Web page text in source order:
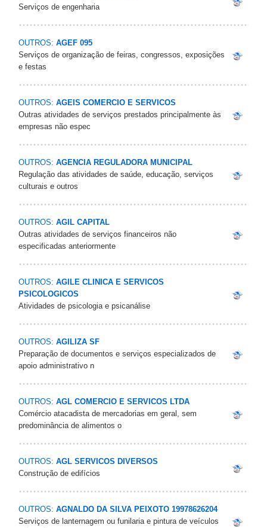
Serviços de engenharia
OUTROS: AGEF 095
Serviços de organização de feiras, congressos, exposições
e festas
OUTROS: AGEIS COMERCIO E SERVICOS
Outras atividades de serviços prestados principalmente às
empresas não espec
OUTROS: AGENCIA REGULADORA MUNICIPAL
Regulação das atividades de saúde, educação, serviços
culturais e outros
OUTROS: AGIL CAPITAL
Outras atividades de serviços financeiros não
especificadas anteriormente
OUTROS: AGILE CLINICA E SERVICOS
PSICOLOGICOS
Atividades de psicologia e psicanálise
OUTROS: AGILIZA SF
Preparação de documentos e serviços especializados de
apoio administrativo n
OUTROS: AGL COMERCIO E SERVICOS LTDA
Comércio atacadista de mercadorias em geral, sem
predominância de alimentos o
OUTROS: AGL SERVICOS DIVERSOS
Construção de edifícios
OUTROS: AGNALDO DA SILVA PEIXOTO 19978626204
Serviços de lanternagem ou funilaria e pintura de veículos